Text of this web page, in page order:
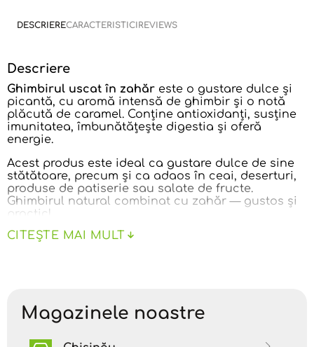
DESCRIERECARACTERISTICIREVIEWS
Descriere
Ghimbirul uscat în zahăr este o gustare dulce și
picantă, cu aromă intensă de ghimbir și o notă
plăcută de caramel. Conține antioxidanți, susține
imunitatea, îmbunătățește digestia și oferă
energie.
Acest produs este ideal ca gustare dulce de sine
stătătoare, precum și ca adaos în ceai, deserturi,
produse de patiserie sau salate de fructe.
Ghimbirul natural combinat cu zahăr — gustos și
practic!
Grăsimi:3,3 g
• acizi grași saturați – 0,4 g
CITEȘTE MAI MULT
Magazinele noastre